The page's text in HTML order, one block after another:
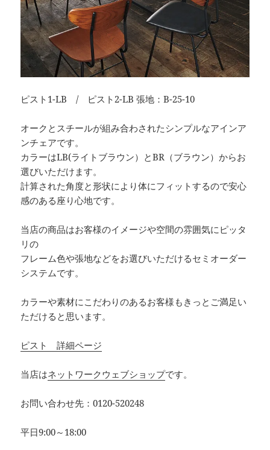
ピスト1-LB / ピスト2-LB 張地：B-25-10
オークとスチールが組み合わされたシンプルなアインア
ンチェアです。
カラーはLB(ライトブラウン）とBR（ブラウン）からお
選びいただけます。
計算された角度と形状により体にフィットするので安心
感のある座り心地です。
当店の商品はお客様のイメージや空間の雰囲気にピッタ
リの
フレーム色や張地などをお選びいただけるセミオーダー
システムです。
カラーや素材にこだわりのあるお客様もきっとご満足い
ただけると思います。
ピスト 詳細ページ
当店はネットワークウェブショップです。
お問い合わせ先：0120-520248
平日9:00～18:00